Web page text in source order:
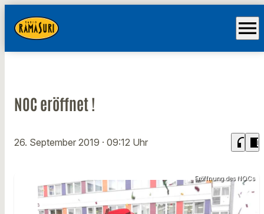
menu
NOC eröffnet !
26. September 2019 · 09:12 Uhr headphones chrome_reader_mode
Eröffnung des NOCs